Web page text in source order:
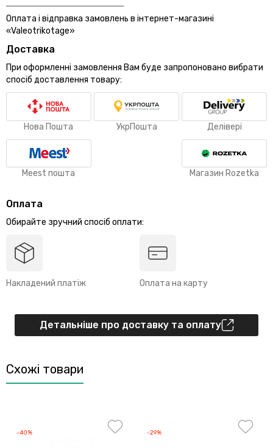
Оплата і відправка замовлень в інтернет-магазині
«Valeotrikotage»
Доставка
При оформленні замовлення Вам буде запропоновано вибрати
спосіб доставлення товару:
Нова Пошта УкрПошта Делівері
Meest пошта Магазин Rozetka
Оплата
Обирайте зручний спосіб оплати:
Накладений платіж Оплата на карту
Детальніше про доставку та оплату
Схожі товари
-40% -29%